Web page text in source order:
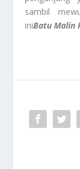
sambil
iniBatu Malin